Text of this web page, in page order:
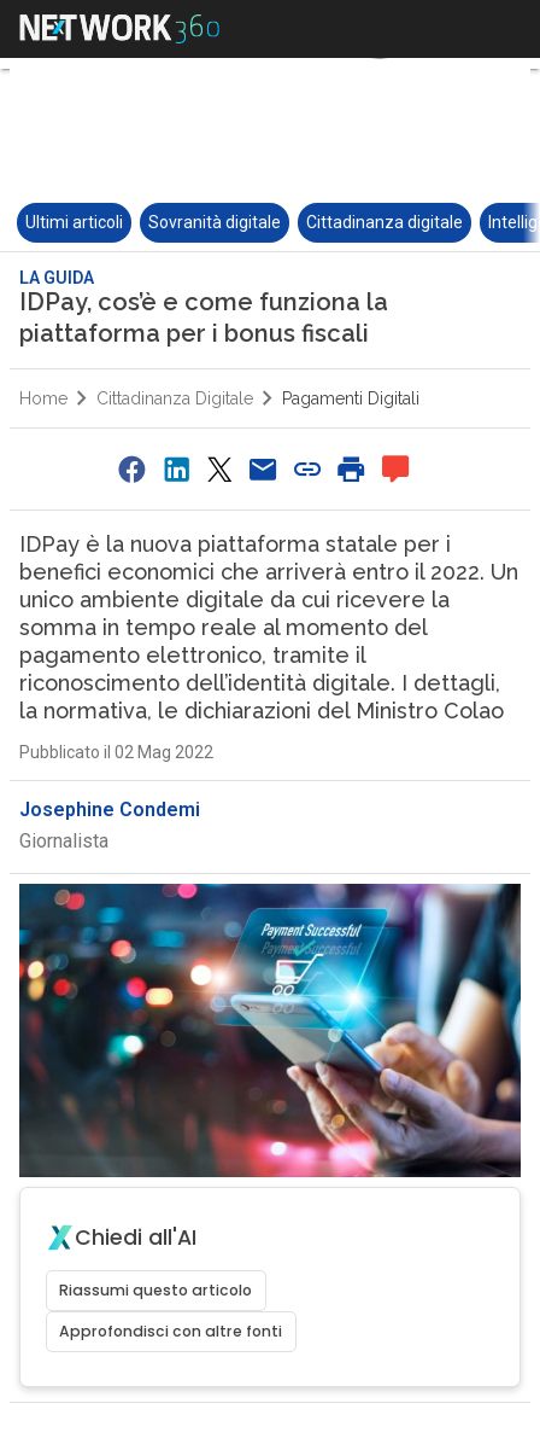
Ultimi articoli Sovranità digitale Cittadinanza digitale
LA GUIDA
IDPay, cos’è e come funziona la
piattaforma per i bonus fiscali
Home Cittadinanza Digitale Pagamenti Digitali
IDPay è la nuova piattaforma statale per i
benefici economici che arriverà entro il 2022. Un
unico ambiente digitale da cui ricevere la
somma in tempo reale al momento del
pagamento elettronico, tramite il
riconoscimento dell’identità digitale. I dettagli,
la normativa, le dichiarazioni del Ministro Colao
Pubblicato il 02 Mag 2022
Josephine Condemi
Giornalista
Chiedi all'AI
Riassumi questo articolo
Approfondisci con altre fonti